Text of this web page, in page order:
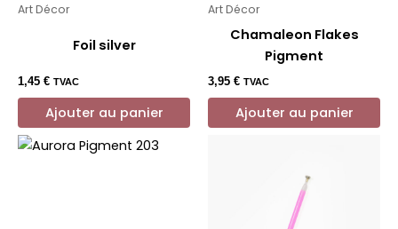
Art Décor
Foil silver
1,45 € TVAC
Ajouter au panier
Art Décor
Chamaleon Flakes
Pigment
3,95 € TVAC
Ajouter au panier